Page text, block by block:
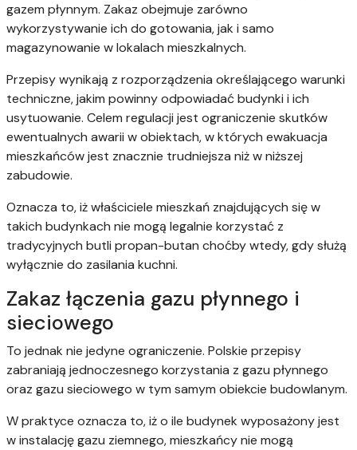
gazem płynnym. Zakaz obejmuje zarówno
wykorzystywanie ich do gotowania, jak i samo
magazynowanie w lokalach mieszkalnych.
Przepisy wynikają z rozporządzenia określającego warunki
techniczne, jakim powinny odpowiadać budynki i ich
usytuowanie. Celem regulacji jest ograniczenie skutków
ewentualnych awarii w obiektach, w których ewakuacja
mieszkańców jest znacznie trudniejsza niż w niższej
zabudowie.
Oznacza to, iż właściciele mieszkań znajdujących się w
takich budynkach nie mogą legalnie korzystać z
tradycyjnych butli propan-butan choćby wtedy, gdy służą
wyłącznie do zasilania kuchni.
Zakaz łączenia gazu płynnego i
sieciowego
To jednak nie jedyne ograniczenie. Polskie przepisy
zabraniają jednoczesnego korzystania z gazu płynnego
oraz gazu sieciowego w tym samym obiekcie budowlanym.
W praktyce oznacza to, iż o ile budynek wyposażony jest
w instalację gazu ziemnego, mieszkańcy nie mogą